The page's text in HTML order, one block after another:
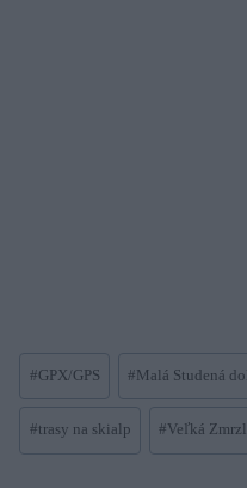
#GPX/GPS #Malá Studená
#trasy na skialp #Veľká